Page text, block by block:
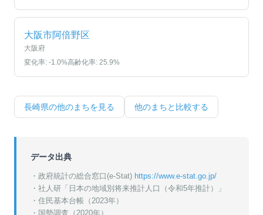
大阪市阿倍野区
大阪府
変化率: -1.0%高齢化率: 25.9%
長崎県の他のまちを見る 他のまちと比較する
データ出典
・政府統計の総合窓口(e-Stat) https://www.e-stat.go.jp/
・ 社人研「日本の地域別将来推計人口（令和5年推計）」
・ 住民基本台帳（2023年）
・ 国勢調査（2020年）